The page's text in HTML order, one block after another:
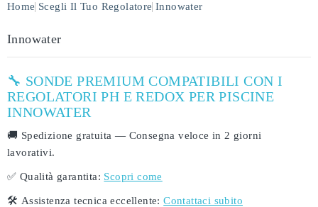
Home Scegli Il Tuo Regolatore Innowater
Innowater
🔧 SONDE PREMIUM COMPATIBILI CON I
REGOLATORI PH E REDOX PER PISCINE
INNOWATER
🚚 Spedizione gratuita — Consegna veloce in 2 giorni
lavorativi.
✅ Qualità garantita: Scopri come
🛠️ Assistenza tecnica eccellente: Contattaci subito